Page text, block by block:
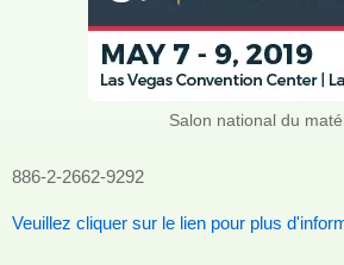
Salon national du
886-2-2662-9292
Veuillez cliquer sur le lien pour plus